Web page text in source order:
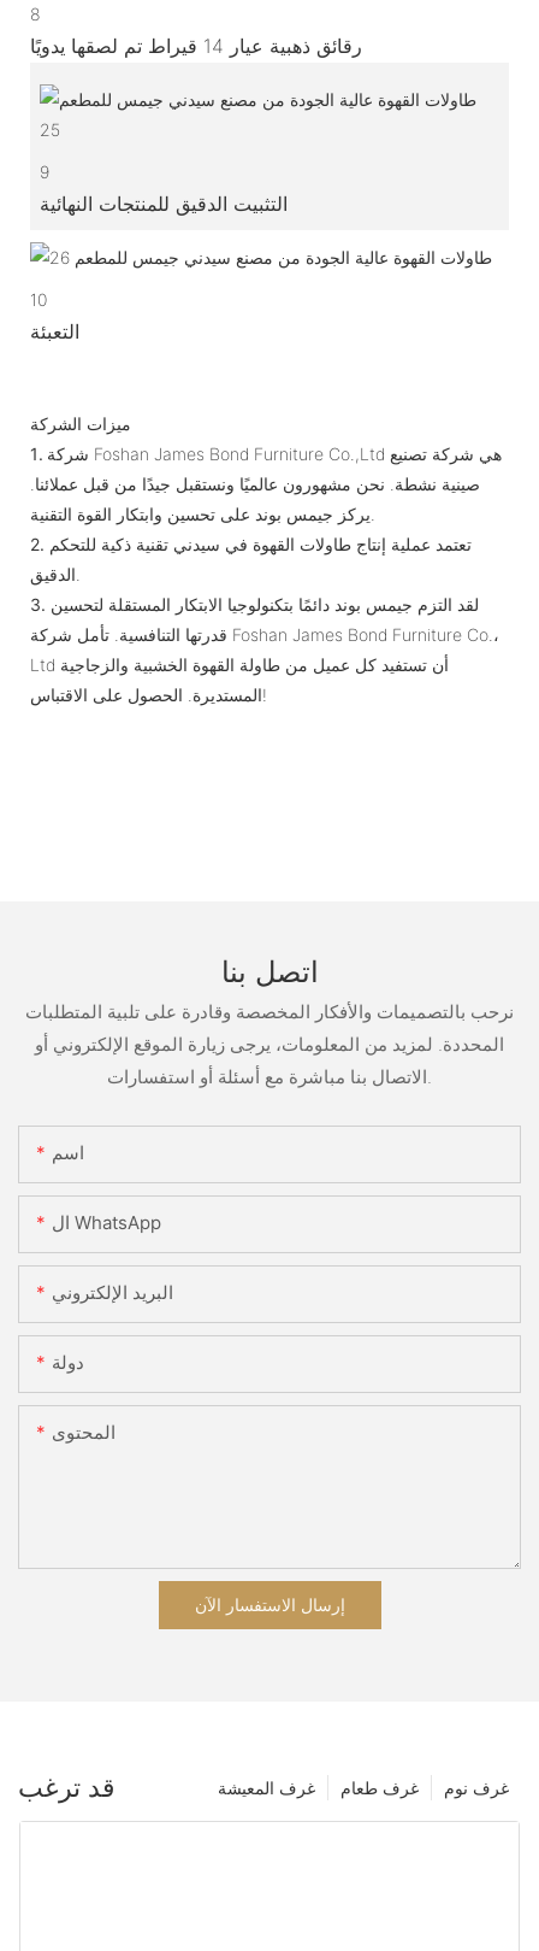
8
رقائق ذهبية عيار 14 قيراط تم لصقها يدويًا
9
التثبيت الدقيق للمنتجات النهائية
10
التعبئة
ميزات الشركة
1. شركة Foshan James Bond Furniture Co.,Ltd هي شركة تصنيع
صينية نشطة. نحن مشهورون عالميًا ونستقبل جيدًا من قبل عملائنا.
2. تعتمد عملية إنتاج طاولات القهوة في سيدني تقنية ذكية للتحكم
3. لقد التزم جيمس بوند دائمًا بتكنولوجيا الابتكار المستقلة لتحسين
قدرتها التنافسية. تأمل شركة Foshan James Bond Furniture Co.،
Ltd أن تستفيد كل عميل من طاولة القهوة الخشبية والزجاجية
المستديرة. الحصول على الاقتباس!
اتصل بنا
نرحب بالتصميمات والأفكار المخصصة وقادرة على تلبية المتطلبات
المحددة. لمزيد من المعلومات، يرجى زيارة الموقع الإلكتروني أو
اسم
ال WhatsApp
البريد الإلكتروني
دولة
المحتوى
إرسال الاستفسار الآن
قد ترغب غرف نوم غرف طعام غرف المعيشة